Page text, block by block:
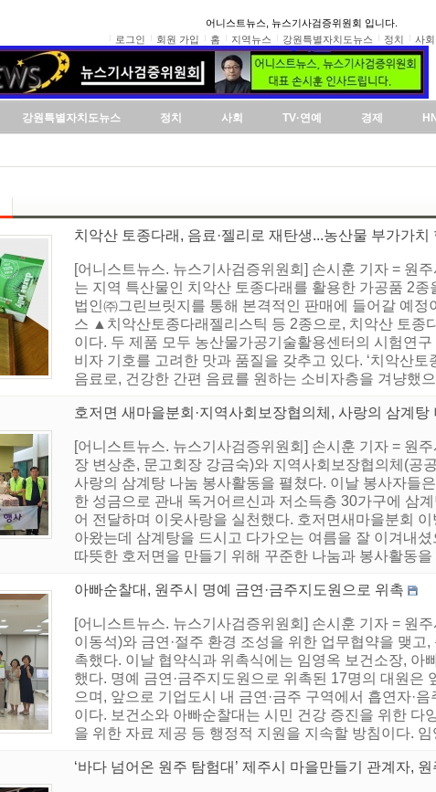
어니스트뉴스, 뉴스기사검증위원회 입니다.
로그인
회원 가입 홈 지역뉴스 강원특별자치도뉴스 정치 사회
강원특별자치도뉴스 정치 사회 TV·연예 경제
치악산 토종다래, 음료·젤리로 재탄생...농산물 부가가치
[어니스트뉴스. 뉴스기사검증위원회] 손시훈 기자 = 원
는 지역 특산물인 치악산 토종다래를 활용한 가공품 2
법인㈜그린브릿지를 통해 본격적인 판매에 들어갈 예
스 ▲치악산토종다래젤리스틱 등 2종으로, 치악산 토종
이다. 두 제품 모두 농산물가공기술활용센터의 시험연
비자 기호를 고려한 맛과 품질을 갖추고 있다. ‘치악산
음료로, 건강한 간편 음료를 원하는 소비자층을 겨냥했
호저면 새마을분회·지역사회보장협의체, 사랑의 삼계탕
[어니스트뉴스. 뉴스기사검증위원회] 손시훈 기자 = 원
장 변상춘, 문고회장 강금숙)와 지역사회보장협의체(공
사랑의 삼계탕 나눔 봉사활동을 펼쳤다. 이날 봉사자들
한 성금으로 관내 독거어르신과 저소득층 30가구에 삼
어 전달하며 이웃사랑을 실천했다. 호저면새마을분회
아왔는데 삼계탕을 드시고 다가오는 여름을 잘 이겨내
따뜻한 호저면을 만들기 위해 꾸준한 나눔과 봉사활동
아빠순찰대, 원주시 명예 금연·금주지도원으로 위촉
[어니스트뉴스. 뉴스기사검증위원회] 손시훈 기자 = 원
이동석)와 금연·절주 환경 조성을 위한 업무협약을 맺고
촉했다. 이날 협약식과 위촉식에는 임영옥 보건소장, 아
했다. 명예 금연·금주지도원으로 위촉된 17명의 대원은
으며, 앞으로 기업도시 내 금연·금주 구역에서 흡연자·
이다. 보건소와 아빠순찰대는 시민 건강 증진을 위한 다
을 위한 자료 제공 등 행정적 지원을 지속할 방침이다.
‘바다 넘어온 원주 탐험대’ 제주시 마을만들기 관계자,